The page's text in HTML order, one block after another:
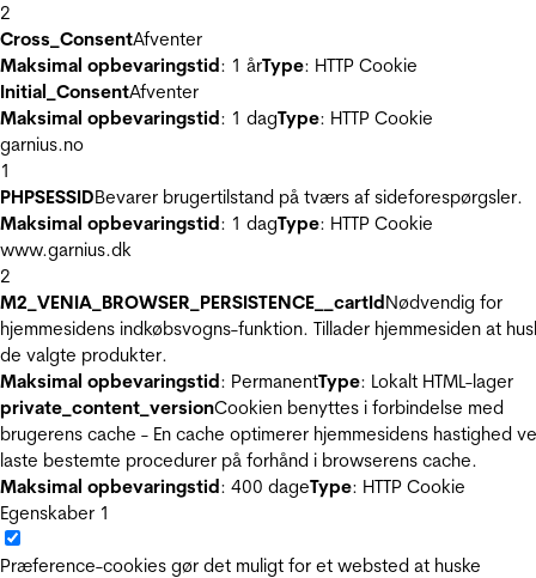
2
Cross_ConsentAfventer
Maksimal opbevaringstid: 1 årType: HTTP Cookie
Initial_ConsentAfventer
Maksimal opbevaringstid: 1 dagType: HTTP Cookie
garnius.no
1
PHPSESSIDBevarer brugertilstand på tværs af sideforespørgsler.
Maksimal opbevaringstid: 1 dagType: HTTP Cookie
www.garnius.dk
2
M2_VENIA_BROWSER_PERSISTENCE__cartIdNødvendig for
hjemmesidens indkøbsvogns-funktion. Tillader hjemmesiden at
de valgte produkter.
Maksimal opbevaringstid: PermanentType: Lokalt HTML-lager
private_content_versionCookien benyttes i forbindelse med
brugerens cache - En cache optimerer hjemmesidens hastighed
laste bestemte procedurer på forhånd i browserens cache.
Maksimal opbevaringstid: 400 dageType: HTTP Cookie
Egenskaber 1
Præference-cookies gør det muligt for et websted at huske